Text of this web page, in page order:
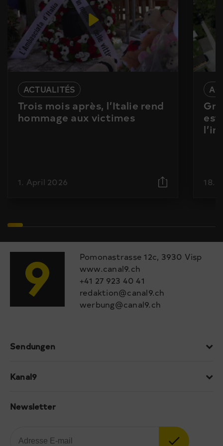
ACTUALITÉS
Trois mois après, l’Italie rend
hommage aux victimes
1. April 2026
est
18.
Pomonastrasse 12c, 3930 Visp
www.canal9.ch
+41 27 923 40 41
redaktion@canal9.ch
werbung@canal9.ch
Sendungen
Kanal9
Newsletter